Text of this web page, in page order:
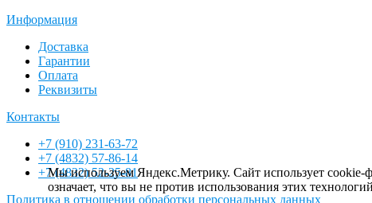
Информация
Доставка
Гарантии
Оплата
Реквизиты
Контакты
+7 (910) 231-63-72
+7 (4832) 57-86-14
+7 (4832) 52-25-81
Политика в отношении обработки персональных данных
Мы используем Яндекс.Метрику. Сайт использует cookie-
означает, что вы не против использования этих